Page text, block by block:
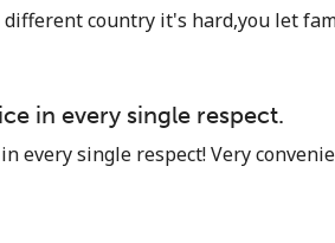
different country it's hard,you let
in every single respect.
every single respect! Very